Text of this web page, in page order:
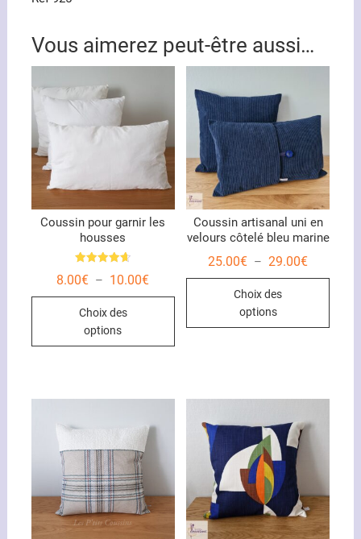
Vous aimerez peut-être aussi…
Coussin pour garnir les
housses
4.67
8.00€ – 10.00€Plage
Choix des
options
Ce
Les
peuvent
choisies
sur
page
Coussin artisanal uni en
velours côtelé bleu marine
25.00€ – 29.00€Plage
Choix des
options
la